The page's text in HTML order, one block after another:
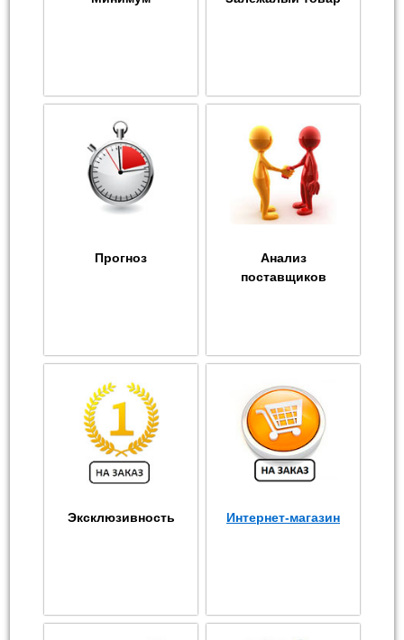
Прогноз
Анализ
поставщиков
Эксклюзивность Интернет-магазин